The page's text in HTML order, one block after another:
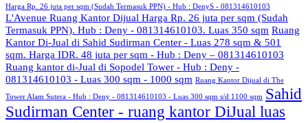
Harga Rp. 26 juta per sqm (Sudah Termasuk PPN) - Hub : DenyS - 081314610103
L'Avenue Ruang Kantor Dijual Harga Rp. 26 juta per sqm (Sudah
Termasuk PPN). Hub : Deny - 081314610103. Luas 350 sqm Ruang
Kantor Di-Jual di Sahid Sudirman Center - Luas 278 sqm & 501
sqm. Harga IDR. 48 juta per sqm - Hub : Deny – 081314610103
Ruang kantor di-Jual di Sopodel Tower - Hub : Deny -
081314610103 - Luas 300 sqm - 1000 sqm Ruang Kantor Dijual di The
Tower Alam Sutera - Hub : Deny - 081314610103 - Luas 300 sqm s/d 1100 sqm Sahid
Sudirman Center - ruang kantor DiJual luas